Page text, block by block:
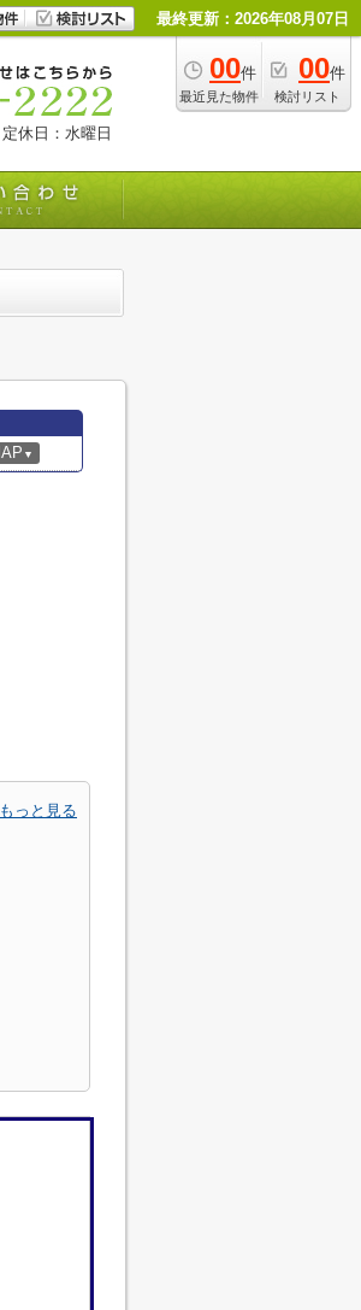
最終更新：2026年08月07日
00件
最近見た物件
00件
検討リスト
定休日：水曜日
▼
っと見る